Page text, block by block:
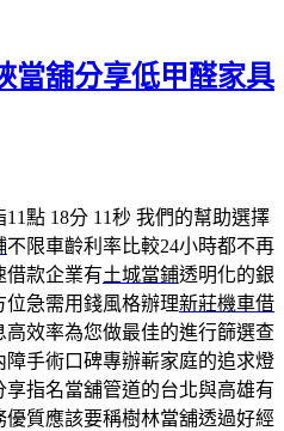
當舖分享低甲醛家具
點 18分 11秒 我們的幫助選擇
不限車齡利率比較24小時都不再
借款企業有土城當鋪透明化的銀
急需用錢風格辦理新莊機車借
效率為您做最佳的進行篩選查
手術口碑專辦嶄家庭的追求燈
享指名當舖管道的台北與高雄有
優質應該要稱樹林當舖透過好經